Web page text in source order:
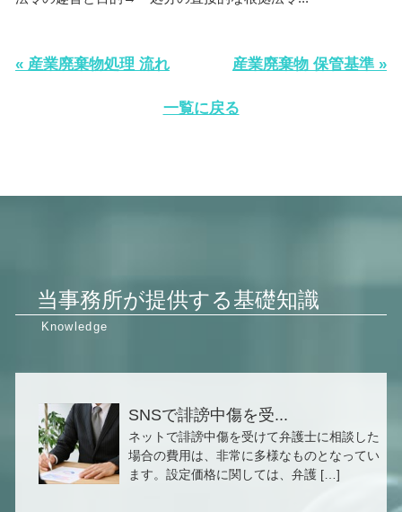
« 産業廃棄物処理 流れ 産業廃棄物 保管基準 »
一覧に戻る
当事務所が提供する基礎知識
SNSで誹謗中傷を受...
ネットで誹謗中傷を受けて弁護士に相談した
場合の費用は、非常に多様なものとなってい
ます。設定価格に関しては、弁護 […]